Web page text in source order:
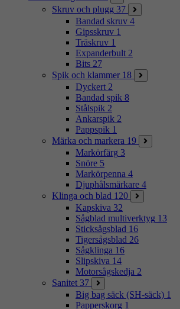
Skruv och plugg 37
Bandad skruv 4
Gipsskruv 1
Träskruv 1
Expanderbult 2
Bits 27
Spik och klammer 18
Dyckert 2
Bandad spik 8
Stålspik 2
Ankarspik 2
Pappspik 1
Märka och markera 19
Markörfärg 3
Snöre 5
Markörpenna 4
Djuphålsmärkare 4
Klinga och blad 120
Kapskiva 32
Sågblad multiverktyg 13
Sticksågsblad 16
Tigersågsblad 26
Sågklinga 16
Slipskiva 14
Motorsågskedja 2
Sanitet 37
Big bag säck (SH-säck) 1
Papperskorg 1